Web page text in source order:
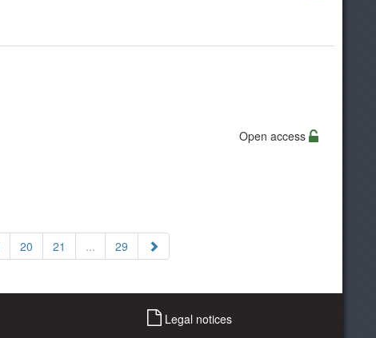
Open access
20 21 ... 29
Legal notices